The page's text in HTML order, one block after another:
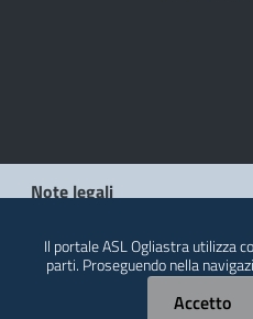
Note legali
Contatti
Il portale ASL Ogliastra utilizza
parti. Proseguendo nella
Accetto